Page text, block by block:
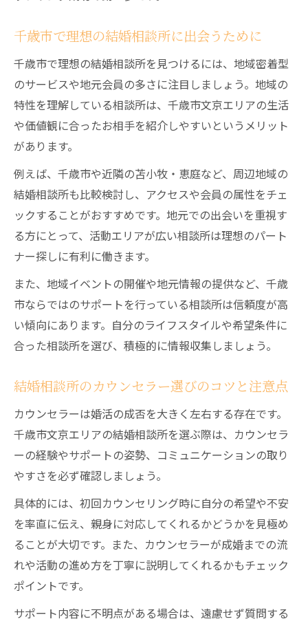
千歳市で理想の結婚相談所に出会うために
千歳市で理想の結婚相談所を見つけるには、地域密着型
のサービスや地元会員の多さに注目しましょう。地域の
特性を理解している相談所は、千歳市文京エリアの生活
や価値観に合ったお相手を紹介しやすいというメリット
があります。
例えば、千歳市や近隣の苫小牧・恵庭など、周辺地域の
結婚相談所も比較検討し、アクセスや会員の属性をチェ
ックすることがおすすめです。地元での出会いを重視す
る方にとって、活動エリアが広い相談所は理想のパート
ナー探しに有利に働きます。
また、地域イベントの開催や地元情報の提供など、千歳
市ならではのサポートを行っている相談所は信頼度が高
い傾向にあります。自分のライフスタイルや希望条件に
合った相談所を選び、積極的に情報収集しましょう。
結婚相談所のカウンセラー選びのコツと注意点
カウンセラーは婚活の成否を大きく左右する存在です。
千歳市文京エリアの結婚相談所を選ぶ際は、カウンセラ
ーの経験やサポートの姿勢、コミュニケーションの取り
やすさを必ず確認しましょう。
具体的には、初回カウンセリング時に自分の希望や不安
を率直に伝え、親身に対応してくれるかどうかを見極め
ることが大切です。また、カウンセラーが成婚までの流
れや活動の進め方を丁寧に説明してくれるかもチェック
ポイントです。
サポート内容に不明点がある場合は、遠慮せず質問する